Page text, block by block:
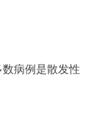
病例是散发性